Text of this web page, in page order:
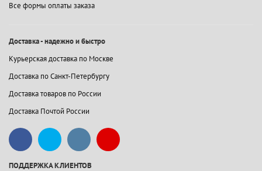
Все формы оплаты заказа
Доставка - надежно и быстро
Курьерская доставка по Москве
Доставка по Санкт-Петербургу
Доставка товаров по России
Доставка Почтой России
ПОДДЕРЖКА КЛИЕНТОВ